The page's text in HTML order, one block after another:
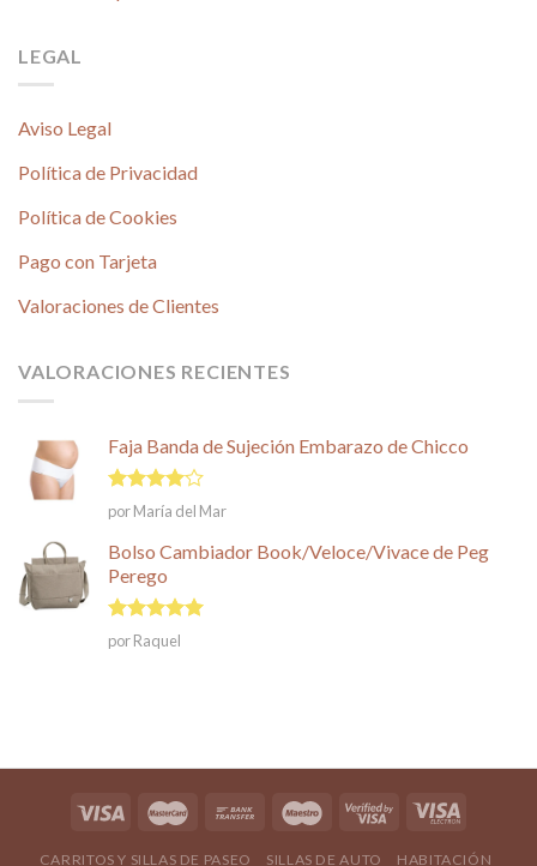
LEGAL
Aviso Legal
Política de Privacidad
Política de Cookies
Pago con Tarjeta
Valoraciones de Clientes
VALORACIONES RECIENTES
Faja Banda de Sujeción Embarazo de Chicco
Valorado
en
5
por María del Mar
Bolso Cambiador Book/Veloce/Vivace de Peg
Perego
Valorado en
5
de 5
por Raquel
CARRITOS Y SILLAS DE PASEO SILLAS DE AUTO HABITACIÓN